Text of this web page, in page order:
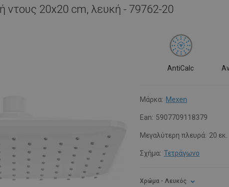
ντους 20x20 cm, λευκή - 79762-20
AntiCalc
Μάρκα: Mexen
Ean: 5907709118379
Μεγαλύτερη πλευρά: 20 εκ.
Σχήμα: Τετράγωνο
Χρώμα - Λευκός